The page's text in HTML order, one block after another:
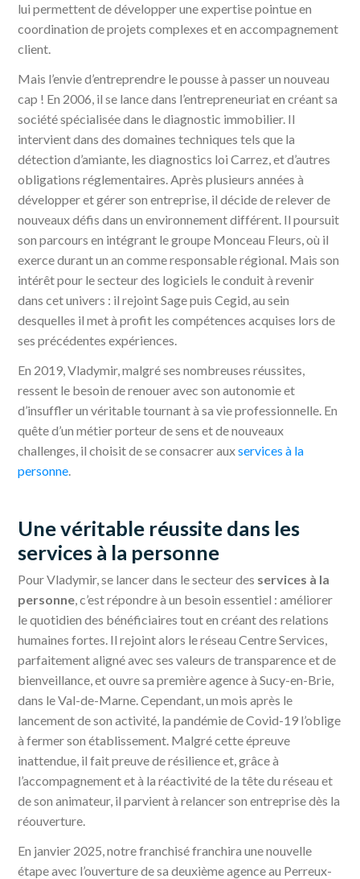
lui permettent de développer une expertise pointue en
coordination de projets complexes et en accompagnement
client.
Mais l’envie d’entreprendre le pousse à passer un nouveau
cap ! En 2006, il se lance dans l’entrepreneuriat en créant sa
société spécialisée dans le diagnostic immobilier. Il
intervient dans des domaines techniques tels que la
détection d’amiante, les diagnostics loi Carrez, et d’autres
obligations réglementaires. Après plusieurs années à
développer et gérer son entreprise, il décide de relever de
nouveaux défis dans un environnement différent. Il poursuit
son parcours en intégrant le groupe Monceau Fleurs, où il
exerce durant un an comme responsable régional. Mais son
intérêt pour le secteur des logiciels le conduit à revenir
dans cet univers : il rejoint Sage puis Cegid, au sein
desquelles il met à profit les compétences acquises lors de
ses précédentes expériences.
En 2019, Vladymir, malgré ses nombreuses réussites,
ressent le besoin de renouer avec son autonomie et
d’insuffler un véritable tournant à sa vie professionnelle. En
quête d’un métier porteur de sens et de nouveaux
challenges, il choisit de se consacrer auxservices à la
personne.
Une véritable réussite dans les
services à la personne
Pour Vladymir, se lancer dans le secteur des services à la
personne, c’est répondre à un besoin essentiel : améliorer
le quotidien des bénéficiaires tout en créant des relations
humaines fortes. Il rejoint alors le réseau Centre Services,
parfaitement aligné avec ses valeurs de transparence et de
bienveillance, et ouvre sa première agence à Sucy-en-Brie,
dans le Val-de-Marne. Cependant, un mois après le
lancement de son activité, la pandémie de Covid-19 l’oblige
à fermer son établissement. Malgré cette épreuve
inattendue, il fait preuve de résilience et, grâce à
l’accompagnement et à la réactivité de la tête du réseau et
de son animateur, il parvient à relancer son entreprise dès la
réouverture.
En janvier 2025, notre franchisé franchira une nouvelle
étape avec l’ouverture de sa deuxième agence au Perreux-